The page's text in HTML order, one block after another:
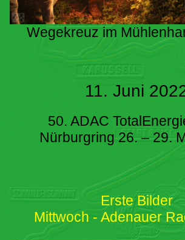
Wegekreuz im
11. Juni
50. ADAC
Nürburgring 26. – 29.
Erste Bilder
Mittwoch - Adenauer